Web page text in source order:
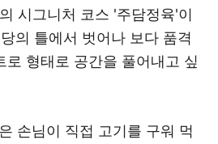
시그니처 코스 '주담정육'이
의 틀에서 벗어나 보다 품격
로 형태로 공간을 풀어내고 싶
손님이 직접 고기를 구워 먹